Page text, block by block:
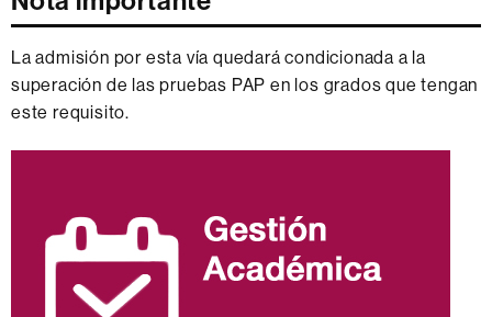
La admisión por esta vía quedará condicionada a la
superación de las pruebas PAP en los grados que tengan
este requisito.
Información